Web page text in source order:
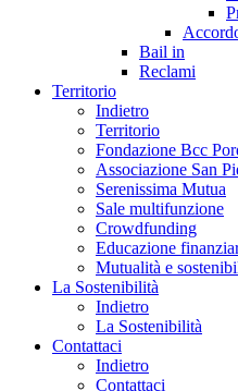
Bail in
Reclami
Territorio
Indietro
Territorio
Fondazione Bcc
Associazione San
Serenissima Mutua
Sale multifunzione
Crowdfunding
Educazione
Mutualità e
La Sostenibilità
Indietro
La Sostenibilità
Contattaci
Indietro
Contattaci